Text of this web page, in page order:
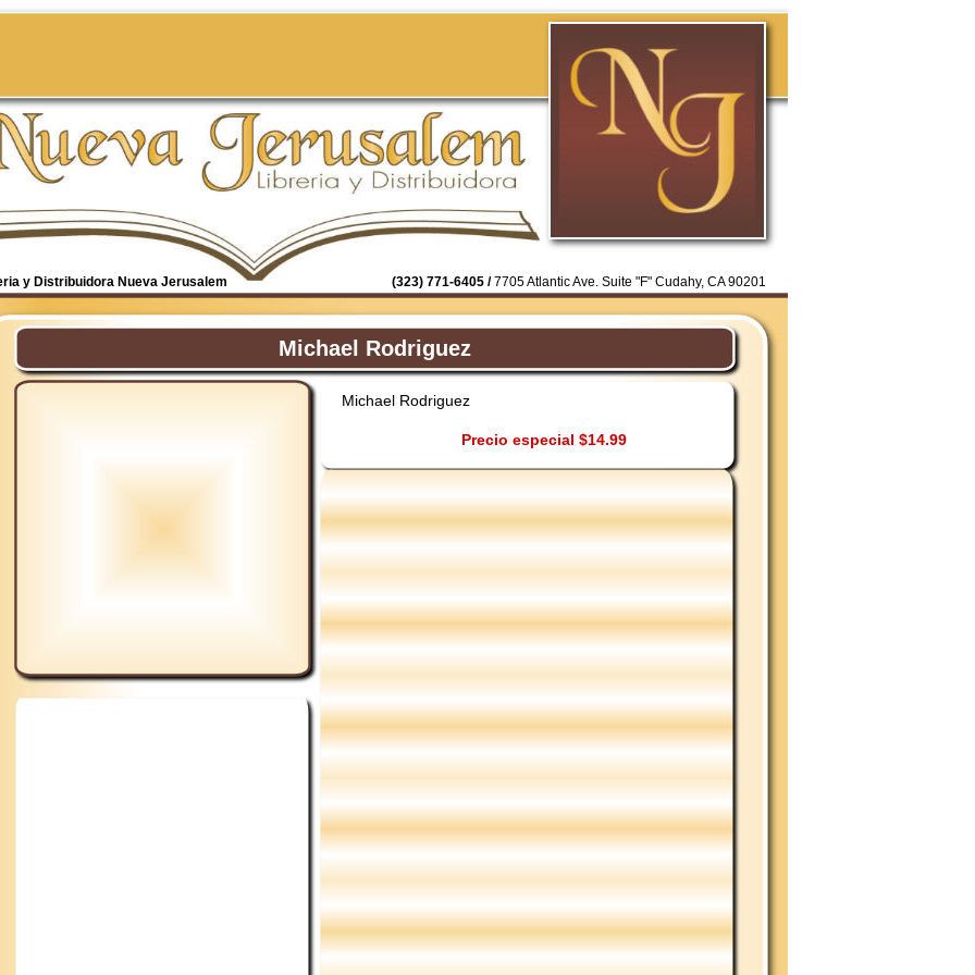
y Distribuidora Nueva Jerusalem (323) 771-6405 /7705 Atlantic Ave. Suite "F" Cudahy, CA 90201
Michael Rodriguez
Michael Rodriguez
Precio especial $14.99